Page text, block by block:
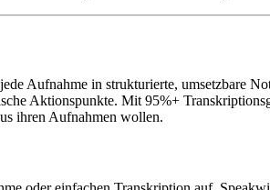
Aufnahme in strukturierte, umsetzbare
Aktionspunkte. Mit 95%+
ihren Aufnahmen wollen.